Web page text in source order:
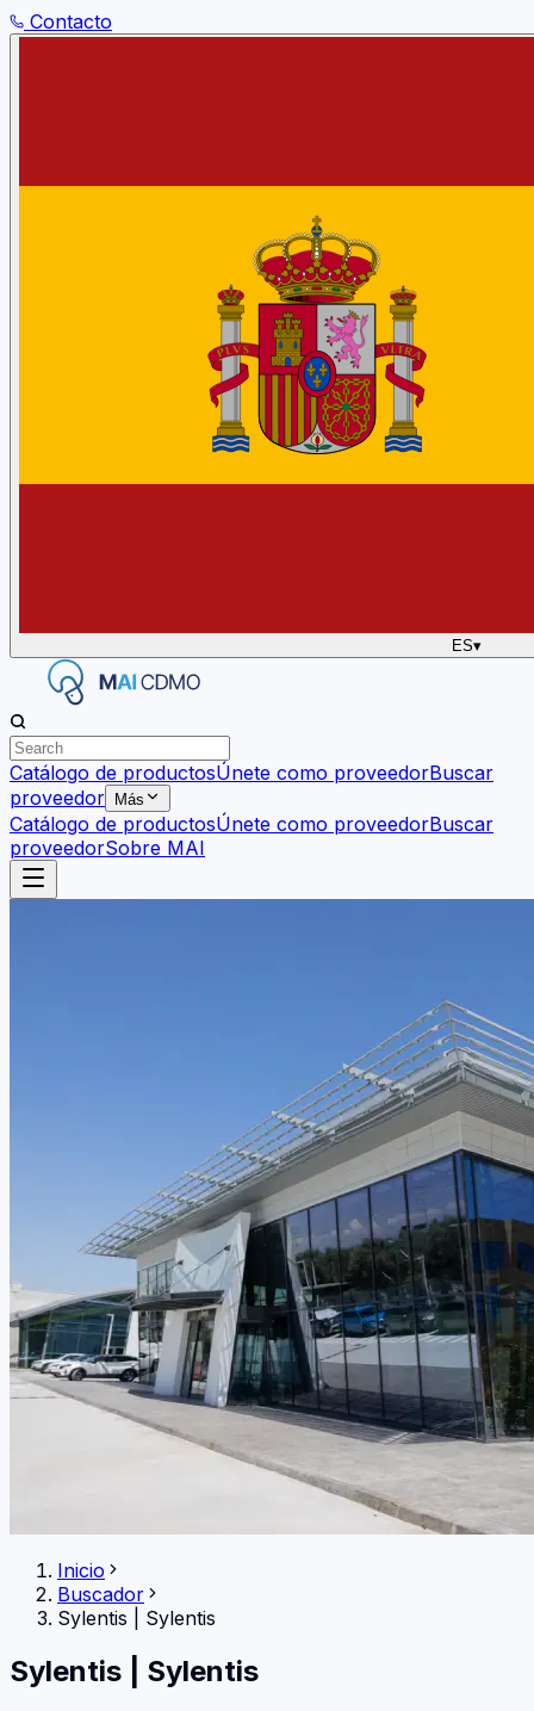
Contacto
ES▾
Catálogo de productosÚnete como proveedorBuscar
proveedor
Más
Catálogo de productosÚnete como proveedorBuscar
proveedorSobre MAI
Inicio
Buscador
Sylentis
Sylentis
Sylentis Sylentis